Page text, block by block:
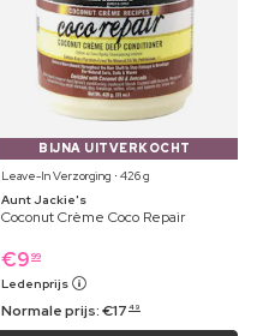
BIJNA UITVERKOCHT
Leave-In Verzorging ⋅ 426 g
Aunt Jackie's
Coconut Crème Coco Repair
€9 99
Ledenprijs
Normale prijs:€17 49